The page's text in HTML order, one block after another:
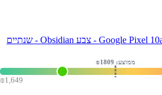
טלפון סלולרי Google Pixel 10a 8GB+256GB - צבע Obsidian - שנתיים
₪1,649
ממוצע: ₪ 1809